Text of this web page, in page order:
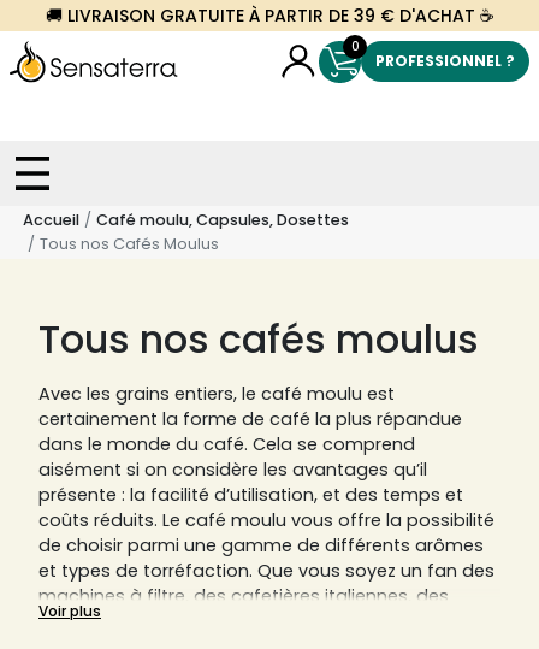
🚚 LIVRAISON GRATUITE À PARTIR DE 39 € D'ACHAT ☕
0
PROFESSIONNEL ?
Accueil
Café moulu, Capsules, Dosettes
Tous nos Cafés Moulus
Tous nos cafés moulus
Avec les grains entiers, le café moulu est
certainement la forme de café la plus répandue
dans le monde du café. Cela se comprend
aisément si on considère les avantages qu’il
présente : la facilité d’utilisation, et des temps et
coûts réduits. Le café moulu vous offre la possibilité
de choisir parmi une gamme de différents arômes
et types de torréfaction. Que vous soyez un fan des
machines à filtre, des cafetières italiennes, des
cafetières piston (aussi connues sous le nom de
Voir plus